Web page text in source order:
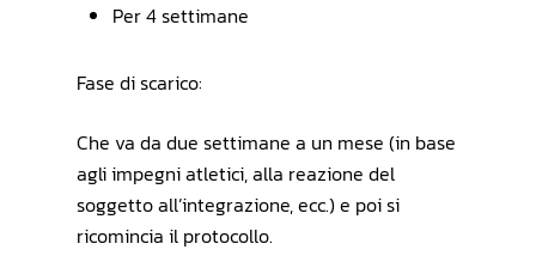
Per 4 settimane
Fase di scarico:
Che va da due settimane a un mese (in base
agli impegni atletici, alla reazione del
soggetto all’integrazione, ecc.) e poi si
ricomincia il protocollo.